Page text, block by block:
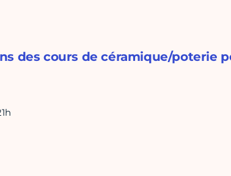
des cours de céramique/poterie